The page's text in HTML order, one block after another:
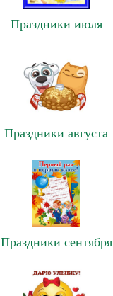
Праздники июля
Праздники августа
Праздники сентября